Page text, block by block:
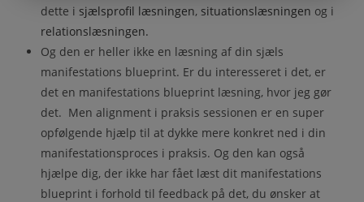
dette i sjælsprofil læsningen, situationslæsningen og i
relationslæsningen.
Og den er heller ikke en læsning af din sjæls
manifestations blueprint. Er du interesseret i det, er
det en manifestations blueprint læsning, hvor jeg gør
det. Men alignment i praksis sessionen er en super
opfølgende hjælp til at dykke mere konkret ned i din
manifestationsproces i praksis. Og den kan også
hjælpe dig, der ikke har fået læst dit manifestations
blueprint i forhold til feedback på det, du ønsker at